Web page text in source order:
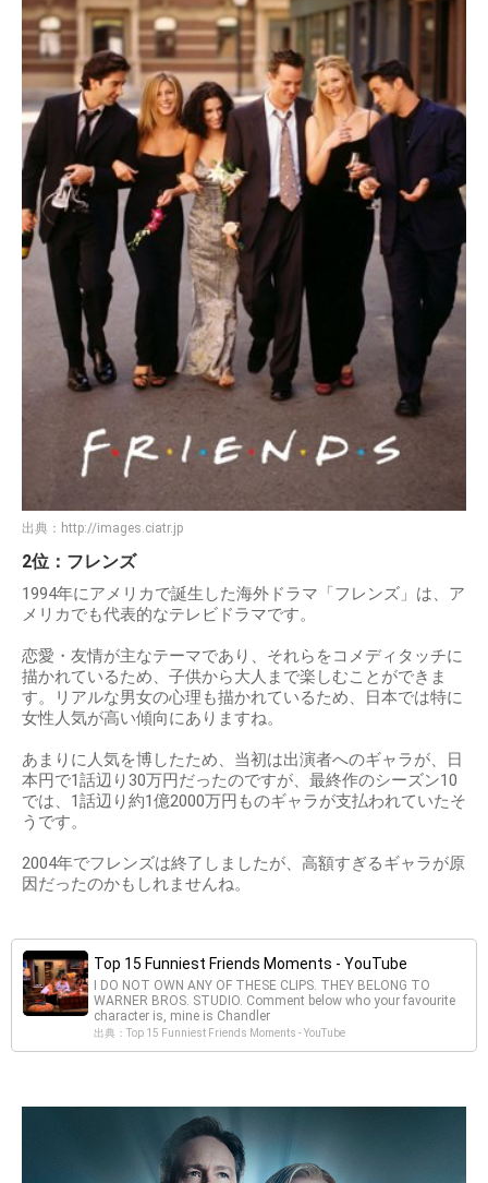
出典： http://images.ciatr.jp
2位：フレンズ
1994年にアメリカで誕生した海外ドラマ「フレンズ」は、ア
メリカでも代表的なテレビドラマです。
恋愛・友情が主なテーマであり、それらをコメディタッチに
描かれているため、子供から大人まで楽しむことができま
す。リアルな男女の心理も描かれているため、日本では特に
女性人気が高い傾向にありますね。
あまりに人気を博したため、当初は出演者へのギャラが、日
本円で1話辺り30万円だったのですが、最終作のシーズン10
では、1話辺り約1億2000万円ものギャラが支払われていたそ
うです。
2004年でフレンズは終了しましたが、高額すぎるギャラが原
因だったのかもしれませんね。
Top 15 Funniest Friends Moments - YouTube
I DO NOT OWN ANY OF THESE CLIPS. THEY BELONG TO
WARNER BROS. STUDIO. Comment below who your favourite
character is, mine is Chandler
出典：Top 15 Funniest Friends Moments - YouTube